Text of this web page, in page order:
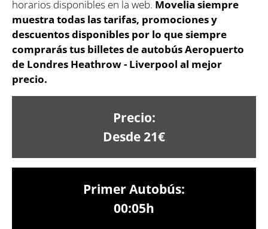
horarios disponibles en la web. Movelia siempre
muestra todas las tarifas, promociones y
descuentos disponibles por lo que siempre
comprarás tus billetes de autobús Aeropuerto
de Londres Heathrow - Liverpool al mejor
precio.
Precio:
Desde 21€
Primer Autobús:
00:05h